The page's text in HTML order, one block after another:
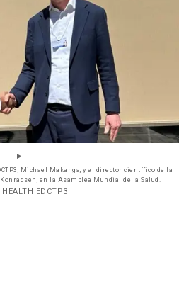
Michael Makanga, y el director científico de la
en la Asamblea Mundial de la Salud.
EDCTP3